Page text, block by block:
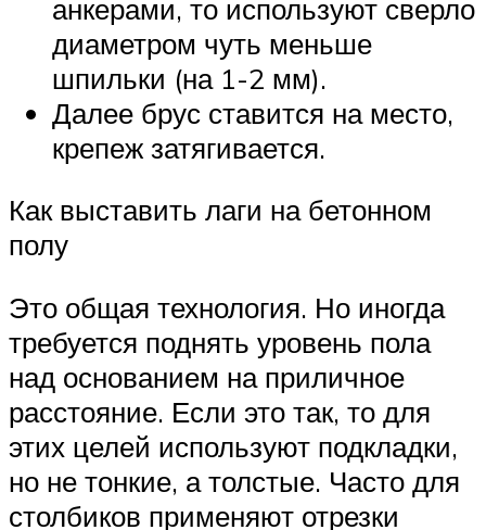
анкерами, то используют сверло
диаметром чуть меньше
шпильки (на 1-2 мм).
Далее брус ставится на место,
крепеж затягивается.
Как выставить лаги на бетонном
полу
Это общая технология. Но иногда
требуется поднять уровень пола
над основанием на приличное
расстояние. Если это так, то для
этих целей используют подкладки,
но не тонкие, а толстые. Часто для
столбиков применяют отрезки